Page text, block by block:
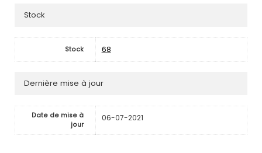
Stock
Stock 68
Dernière mise à jour
Date de mise à
jour
06-07-2021